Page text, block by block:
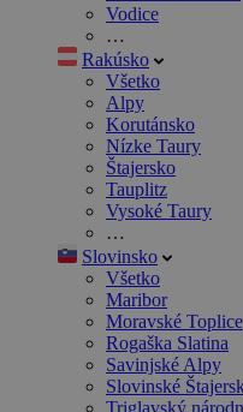
Vodice
…
Rakúsko
Všetko
Alpy
Korutánsko
Nízke Taury
Štajersko
Tauplitz
Vysoké Taury
…
Slovinsko
Všetko
Maribor
Moravské Toplice
Rogaška Slatina
Savinjské Alpy
Slovinské